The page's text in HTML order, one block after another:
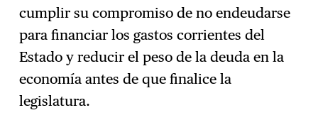
cumplir su compromiso de no endeudarse
para financiar los gastos corrientes del
Estado y reducir el peso de la deuda en la
economía antes de que finalice la
legislatura.